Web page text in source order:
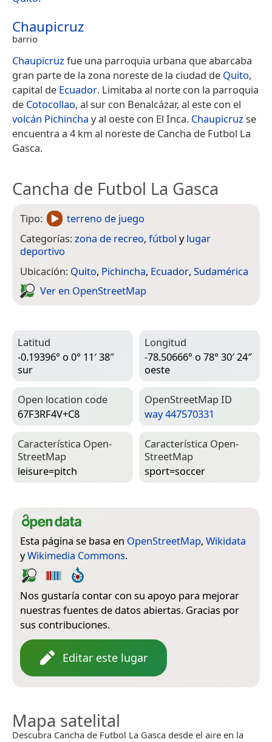
Chaupicruz
barrio
Chaupicruzfue una parroquia urbana que abarcaba
gran parte de la zona noreste de la ciudad de Quito,
capital de Ecuador. Limitaba al norte con la parroquia
de Cotocollao, al sur con Benalcázar, al este con el
volcán Pichincha y al oeste con El Inca. Chaupicruzse
encuentra a 4 km al noreste de Cancha de Futbol La
Gasca.
Cancha de Futbol La Gasca
Tipo:
terreno de juego
Categorías:zona de recreo, fútbol ylugar
deportivo
Ubicación: Quito, Pichincha, Ecuador, Sudamérica
Ver en Open­Street­Map
Latitud
-0.19396° o 0° 11′ 38″
sur
Longitud
-78.50666° o 78° 30′ 24″
oeste
Open location code
67F3RF4V+C8
Open­Street­Map ID
way 447570331
Característica Open­
Street­Map
leisure=­pitch
Característica Open­
Street­Map
sport=­soccer
Esta página se basa en OpenStreetMap, Wikidata
yWikimedia Commons.
Nos gustaría contar con su apoyo para mejorar
nuestras fuentes de datos abiertas. Gracias por
sus contribuciones.
Editar este lugar
Mapa satelital
Descubra Cancha de Futbol La Gasca desde el aire en la